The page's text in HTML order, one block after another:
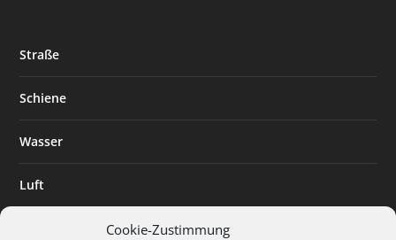
Cookie-Zustimmung
Straße
Schiene
Wasser
Luft